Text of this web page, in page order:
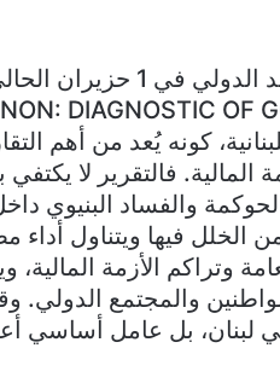
يثير التقرير الذي صدر رسمياً عن صندوق النقد
كونه يُعد من أهم
المالية. فالتقرير لا
والفساد البنيوي
الخلل فيها ويتناول أداء
وتراكم الأزمة المالية،
والمجتمع الدولي.
لبنان، بل عامل أساسي